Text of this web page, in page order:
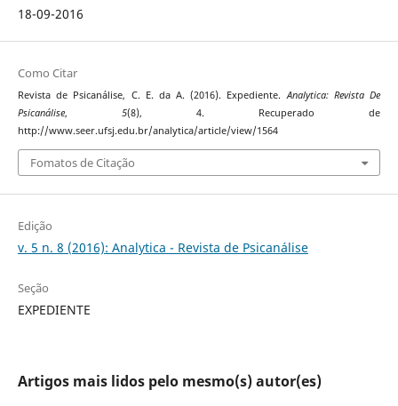
18-09-2016
Como Citar
Revista de Psicanálise, C. E. da A. (2016). Expediente.Analytica: Revista De
Psicanálise, 5(8), 4. Recuperado de
http://www.seer.ufsj.edu.br/analytica/article/view/1564
Fomatos de Citação
Edição
v. 5 n. 8 (2016): Analytica - Revista de Psicanálise
Seção
EXPEDIENTE
Artigos mais lidos pelo mesmo(s) autor(es)